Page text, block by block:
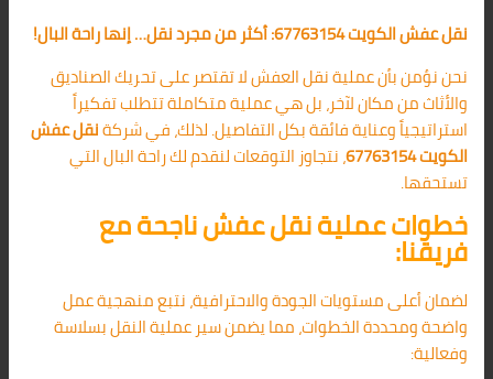
نقل عفش الكويت 67763154: أكثر من مجرد نقل… إنها راحة البال!
نحن نؤمن بأن عملية نقل العفش لا تقتصر على تحريك الصناديق
والأثاث من مكان لآخر، بل هي عملية متكاملة تتطلب تفكيراً
استراتيجياً وعناية فائقة بكل التفاصيل. لذلك، في شركةنقل عفش
الكويت 67763154
، نتجاوز التوقعات لنقدم لك راحة البال التي
تستحقها.
خطوات عملية نقل عفش ناجحة مع
فريقنا:
لضمان أعلى مستويات الجودة والاحترافية، نتبع منهجية عمل
واضحة ومحددة الخطوات، مما يضمن سير عملية النقل بسلاسة
وفعالية: